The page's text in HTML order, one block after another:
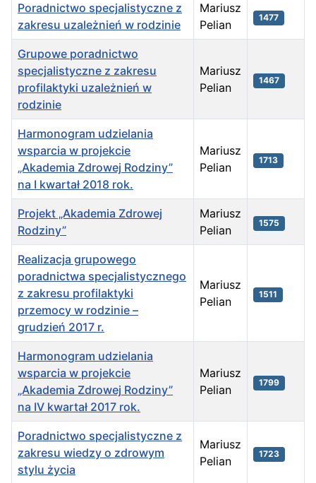
Poradnictwo specjalistyczne z
zakresu uzależnień w rodzinie
Mariusz
Pelian
1477
Grupowe poradnictwo
specjalistyczne z zakresu
profilaktyki uzależnień w
rodzinie
Mariusz
Pelian
1467
Harmonogram udzielania
wsparcia w projekcie
„Akademia Zdrowej Rodziny”
na I kwartał 2018 rok.
Mariusz
Pelian
1713
Projekt „Akademia Zdrowej
Rodziny”
Mariusz
Pelian
1575
Realizacja grupowego
poradnictwa specjalistycznego
z zakresu profilaktyki
przemocy w rodzinie –
grudzień 2017 r.
Mariusz
Pelian
1511
Harmonogram udzielania
wsparcia w projekcie
„Akademia Zdrowej Rodziny”
na IV kwartał 2017 rok.
Mariusz
Pelian
1799
Poradnictwo specjalistyczne z
zakresu wiedzy o zdrowym
stylu życia
Mariusz
Pelian
1723